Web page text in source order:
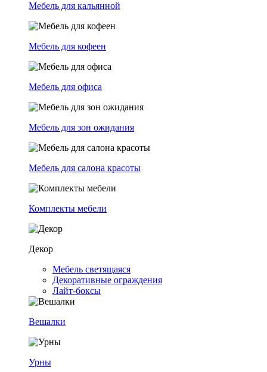
Мебель для кальянной
Мебель для кофеен
Мебель для офиса
Мебель для зон ожидания
Мебель для салона красоты
Комплекты мебели
Декор
Мебель светящаяся
Декоративные ограждения
Лайт-боксы
Вешалки
Урны